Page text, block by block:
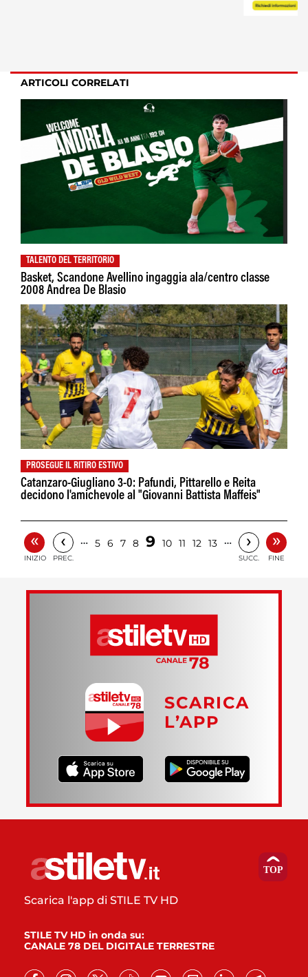
ARTICOLI CORRELATI
TALENTO DEL TERRITORIO
Basket, Scandone Avellino ingaggia ala/centro classe
2008 Andrea De Blasio
PROSEGUE IL RITIRO ESTIVO
Catanzaro-Giugliano 3-0: Pafundi, Pittarello e Reita
decidono l'amichevole al "Giovanni Battista Maffeis"
«
INIZIO
‹
PREC.
… 5 6 7 8 9 10 11 12 13 … ›
SUCC.
»
FINE
SCARICA
L’APP
Scarica l'app di STILE TV HD
STILE TV HD in onda su:
CANALE 78 DEL DIGITALE TERRESTRE